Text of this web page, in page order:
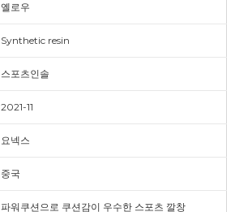
옐로우
Synthetic resin
스포츠인솔
2021-11
요넥스
중국
파워쿠션으로 쿠션감이 우수한 스포츠 깔창